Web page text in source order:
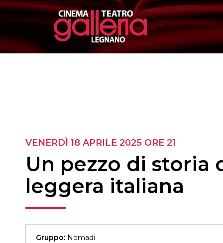
VENERDÌ 18 APRILE 2025 ORE 21
Un pezzo di storia
leggera italiana
Gruppo: Nomadi